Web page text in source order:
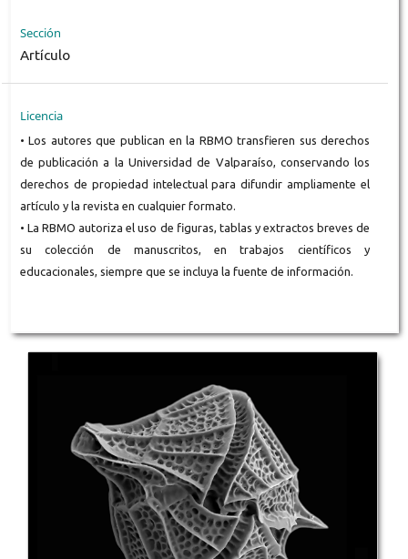
Sección
Artículo
Licencia
• Los autores que publican en la RBMO transfieren sus derechos
de publicación a la Universidad de Valparaíso, conservando los
derechos de propiedad intelectual para difundir ampliamente el
artículo y la revista en cualquier formato.
• La RBMO autoriza el uso de figuras, tablas y extractos breves de
su colección de manuscritos, en trabajos científicos y
educacionales, siempre que se incluya la fuente de información.